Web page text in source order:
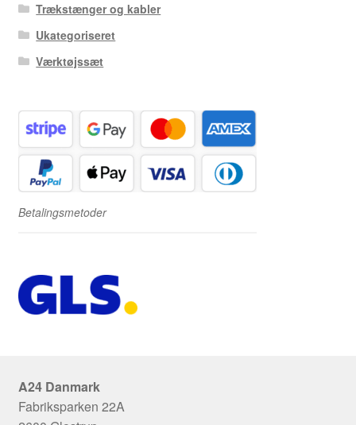
Trækstænger og kabler
Ukategoriseret
Værktøjssæt
Betalingsmetoder
A24 Danmark
Fabriksparken 22A